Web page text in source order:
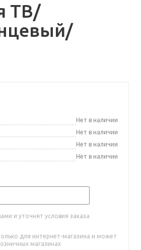
ТВ/
Нет в наличии
Нет в наличии
Нет в наличии
Нет в наличии
и уточнят условия заказа
для интернет-магазина и может
магазинах